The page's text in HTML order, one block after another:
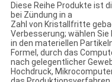
Diese Reihe Produkte ist
bei Zündung in a
Zahl von Kristallfritte
Verbesserung; wählen
in den materiellen
Formel, durch das
nach gelegentlicher
Hochdruck,